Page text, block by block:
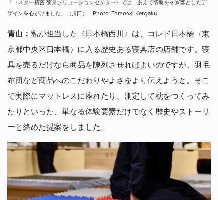
「〈スター精密 菊川ソリューションセンター〉では、あえて情報をそぎ落としたデ
ザインを心がけました」（川口） Photo: Tomooki Kengaku
青山： 私が担当した〈日本橋西川〉は、コレド日本橋（東
京都中央区日本橋）に入る歴史ある寝具店の店舗です。寝
具を売るだけなら商品を陳列させればよいのですが、羽毛
布団など商品へのこだわりやよさをより伝えようと。そこ
で実際にマットレスに座れたり、測定して枕をつくってみ
たりといった、単なる体験要素だけでなく歴史やストーリ
ーと絡めた提案をしました。